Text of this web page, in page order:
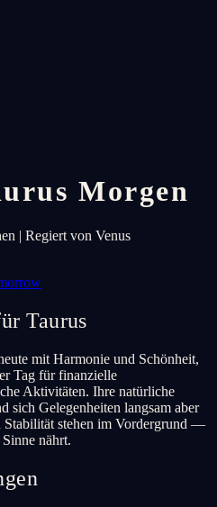
Morgen
| Regiert von Venus
Taurus
mit Harmonie und Schönheit,
Tag für finanzielle
Aktivitäten. Ihre natürliche
sich Gelegenheiten langsam aber
stehen im Vordergrund —
nährt.